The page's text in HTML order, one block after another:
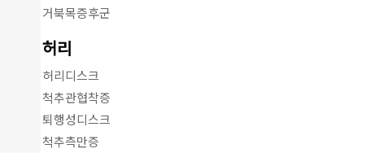
거북목증후군
허리
허리디스크
척추관협착증
퇴행성디스크
척추측만증